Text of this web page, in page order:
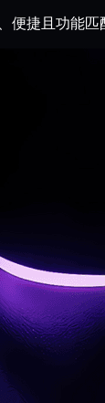
捷且功能匹